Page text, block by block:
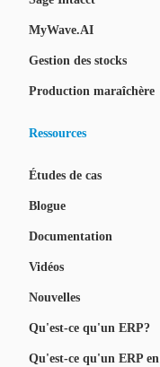
MyWave.AI
Gestion des stocks
Production maraîchère
Ressources
Études de cas
Blogue
Documentation
Vidéos
Nouvelles
Qu'est-ce qu'un ERP?
Qu'est-ce qu'un ERP en